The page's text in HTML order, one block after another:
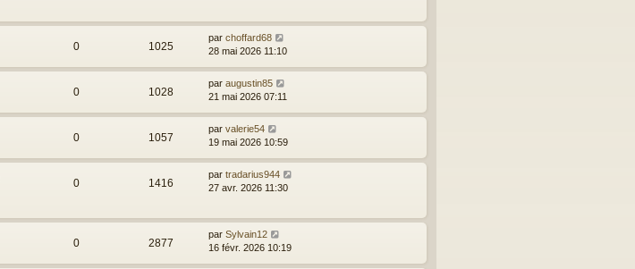
0 1025
par choffard68
28 mai 2026 11:10
0 1028
par augustin85
21 mai 2026 07:11
0 1057
par valerie54
19 mai 2026 10:59
0 1416
par tradarius944
27 avr. 2026 11:30
0 2877
par Sylvain12
16 févr. 2026 10:19